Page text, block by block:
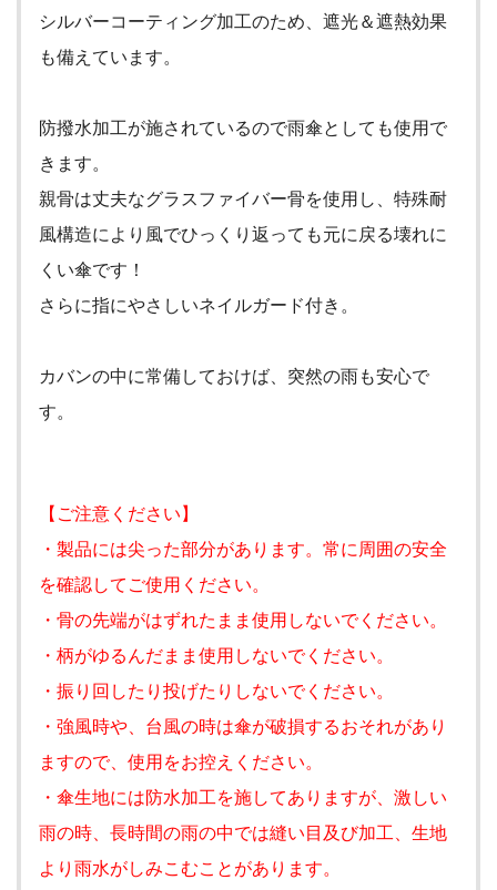
シルバーコーティング加工のため、遮光＆遮熱効果
も備えています。
防撥水加工が施されているので雨傘としても使用で
きます。
親骨は丈夫なグラスファイバー骨を使用し、特殊耐
風構造により風でひっくり返っても元に戻る壊れに
くい傘です！
さらに指にやさしいネイルガード付き。
カバンの中に常備しておけば、突然の雨も安心で
す。
【ご注意ください】
・製品には尖った部分があります。常に周囲の安全
を確認してご使用ください。
・骨の先端がはずれたまま使用しないでください。
・柄がゆるんだまま使用しないでください。
・振り回したり投げたりしないでください。
・強風時や、台風の時は傘が破損するおそれがあり
ますので、使用をお控えください。
・傘生地には防水加工を施してありますが、激しい
雨の時、長時間の雨の中では縫い目及び加工、生地
より雨水がしみこむことがあります。